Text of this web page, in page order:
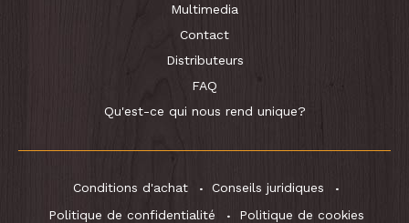
Multimedia
Contact
Distributeurs
FAQ
Qu'est-ce qui nous rend unique?
Conditions d'achat
Conseils juridiques
Politique de confidentialité
Politique de cookies